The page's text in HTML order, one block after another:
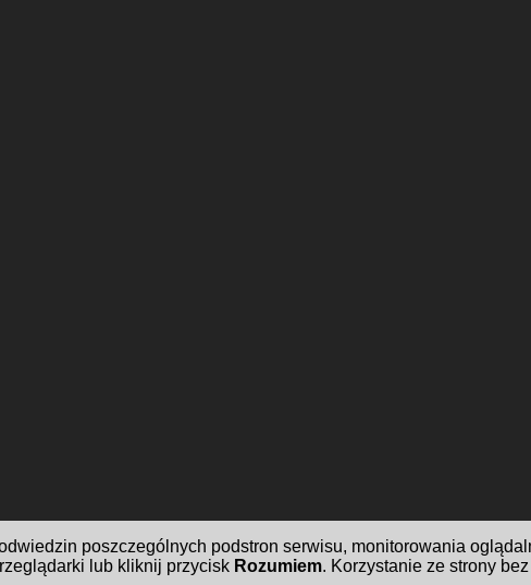
poszczególnych podstron serwisu, monitorowania
lub kliknij przycisk Rozumiem. Korzystanie ze strony